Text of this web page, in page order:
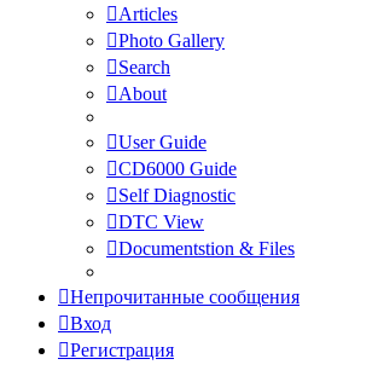
Articles
Photo Gallery
Search
About
User Guide
CD6000 Guide
Self Diagnostic
DTC View
Documentstion & Files
Непрочитанные сообщения
Вход
Регистрация